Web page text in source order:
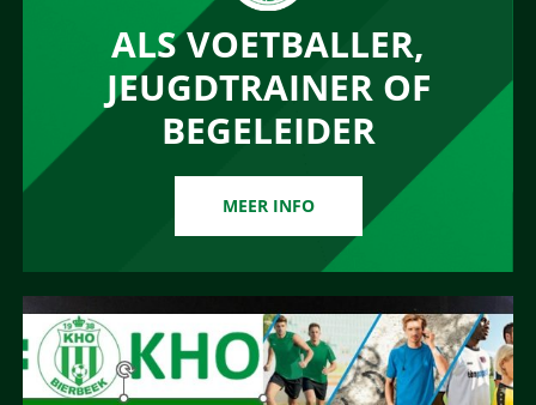
ALS VOETBALLER,
JEUGDTRAINER OF
BEGELEIDER
MEER INFO